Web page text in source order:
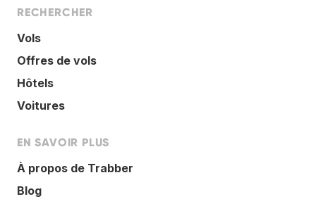
RECHERCHER
Vols
Offres de vols
Hôtels
Voitures
EN SAVOIR PLUS
À propos de Trabber
Blog